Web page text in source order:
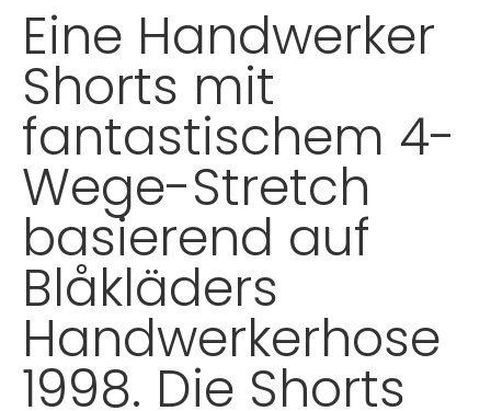
Eine Handwerker
Shorts mit
fantastischem 4-
Wege-Stretch
basierend auf
Blåkläders
Handwerkerhose
1998. Die Shorts